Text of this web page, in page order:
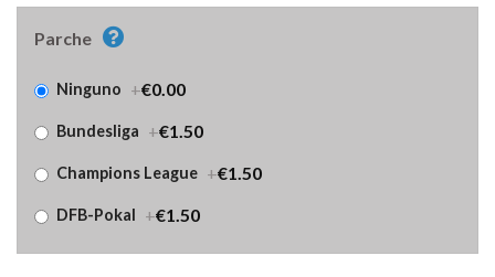
Parche
Ninguno +€0.00
Bundesliga +€1.50
Champions League +€1.50
DFB-Pokal +€1.50